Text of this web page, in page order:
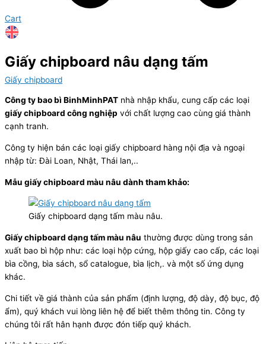
Cart
Giấy chipboard nâu dạng tấm
Giấy chipboard
Công ty bao bì BinhMinhPAT nhà nhập khẩu, cung cấp các loại
giấy chipboard công nghiệp với chất lượng cao cùng giá thành
cạnh tranh.
Công ty hiện bán các loại giấy chipboard hàng nội địa và ngoại
nhập từ: Đài Loan, Nhật, Thái lan,..
Mẫu giấy chipboard màu nâu dành tham khảo:
Giấy chipboard dạng tấm màu nâu.
Giấy chipboard dạng tấm màu nâu thường được dùng trong sản
xuất bao bì hộp như: các loại hộp cứng, hộp giấy cao cấp, các loại
bìa cồng, bìa sách, sổ catalogue, bìa lịch,. và một số ứng dụng
khác.
Chi tiết về giá thành của sản phẩm (định lượng, độ dày, độ bục, độ
ẩm), quý khách vui lòng liên hệ để biết thêm thông tin. Công ty
chúng tôi rất hân hạnh được đón tiếp quý khách.